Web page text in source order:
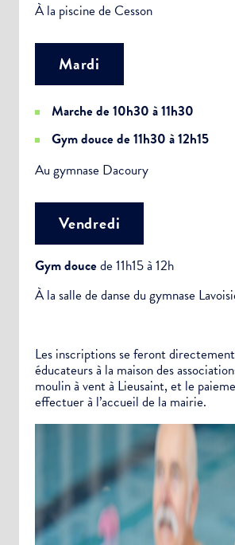
À la piscine de Cesson
Mardi
Marche de 10h30 à 11h30
Gym douce de 11h30 à 12h15
Au gymnase Dacoury
Vendredi
Gym doucede 11h15 à 12h
À la salle de danse du gymnase
Les inscriptions se feront
éducateurs à la maison des
moulin à vent à Lieusaint, et le
effectuer à l’accueil de la mairie.